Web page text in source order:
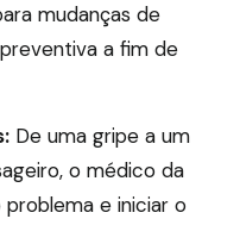
mudanças de
a fim de
De uma gripe a um
o médico da
e iniciar o